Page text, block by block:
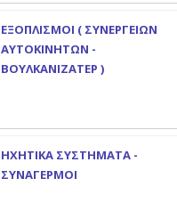
ΕΞΟΠΛΙΣΜΟΙ ( ΣΥΝΕΡΓΕΙΩΝ
ΑΥΤΟΚΙΝΗΤΩΝ -
ΒΟΥΛΚΑΝΙΖΑΤΕΡ )
ΗΧΗΤΙΚΑ ΣΥΣΤΗΜΑΤΑ -
ΣΥΝΑΓΕΡΜΟΙ